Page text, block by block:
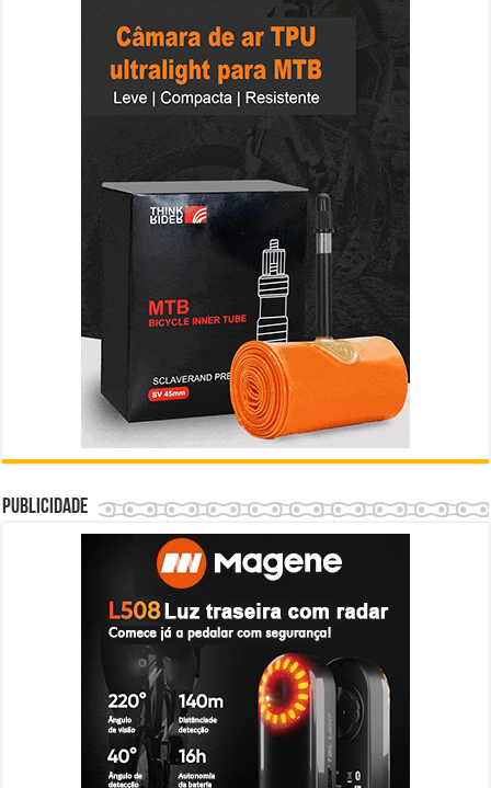
Publicidade